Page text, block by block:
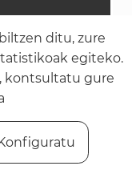
Puntuazioa:0
ditu, zure
egiteko.
kontsultatu gure
Konfiguratu